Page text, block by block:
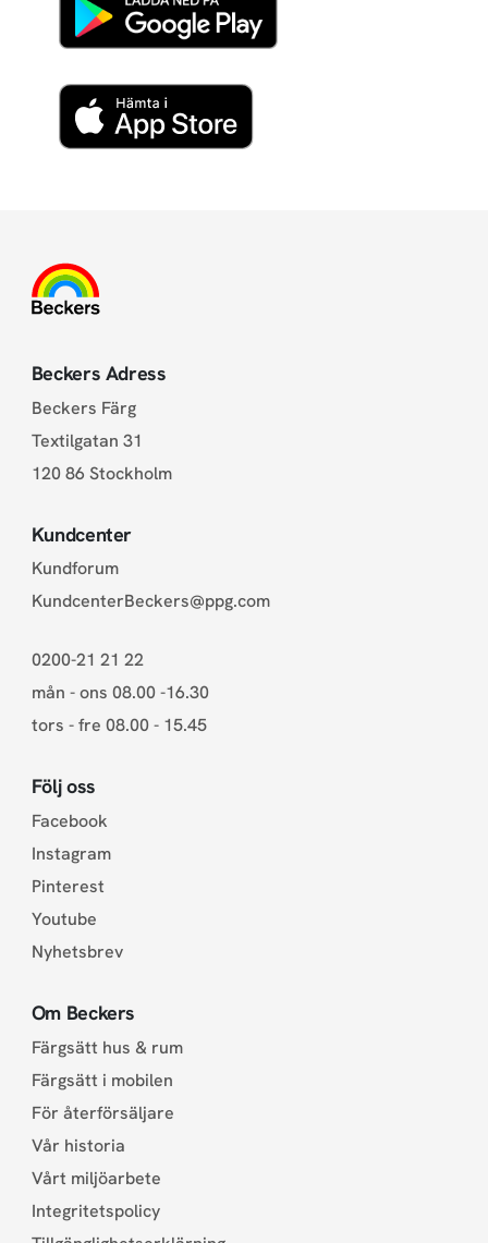
Beckers Adress
Beckers Färg
Textilgatan 31
120 86 Stockholm
Kundcenter
Kundforum
KundcenterBeckers@ppg.com
0200-21 21 22
mån - ons 08.00 -16.30
tors - fre 08.00 - 15.45
Följ oss
Facebook
Instagram
Pinterest
Youtube
Nyhetsbrev
Om Beckers
Färgsätt hus & rum
Färgsätt i mobilen
För återförsäljare
Vår historia
Vårt miljöarbete
Integritetspolicy